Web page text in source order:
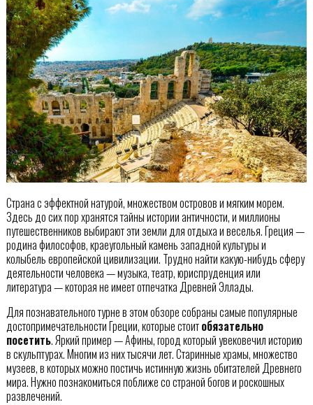
Страна с эффектной натурой, множеством островов и мягким морем.
Здесь до сих пор хранятся тайны истории античности, и миллионы
путешественников выбирают эти земли для отдыха и веселья. Греция —
родина философов, краеугольный камень западной культуры и
колыбель европейской цивилизации. Трудно найти какую-нибудь сферу
деятельности человека — музыка, театр, юриспруденция или
литература — которая не имеет отпечатка Древней Эллады.
Для познавательного турне в этом обзоре собраны самые популярные
достопримечательности Греции, которые стоитобязательно
посетить. Яркий пример — Афины, город который увековечил историю
в скульптурах. Многим из них тысячи лет. Старинные храмы, множество
музеев, в которых можно постичь истинную жизнь обитателей Древнего
мира. Нужно познакомиться поближе со страной богов и роскошных
развлечений.